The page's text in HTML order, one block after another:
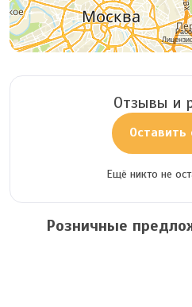
Отзывы и
Оставить
Ещё никто не
Розничные